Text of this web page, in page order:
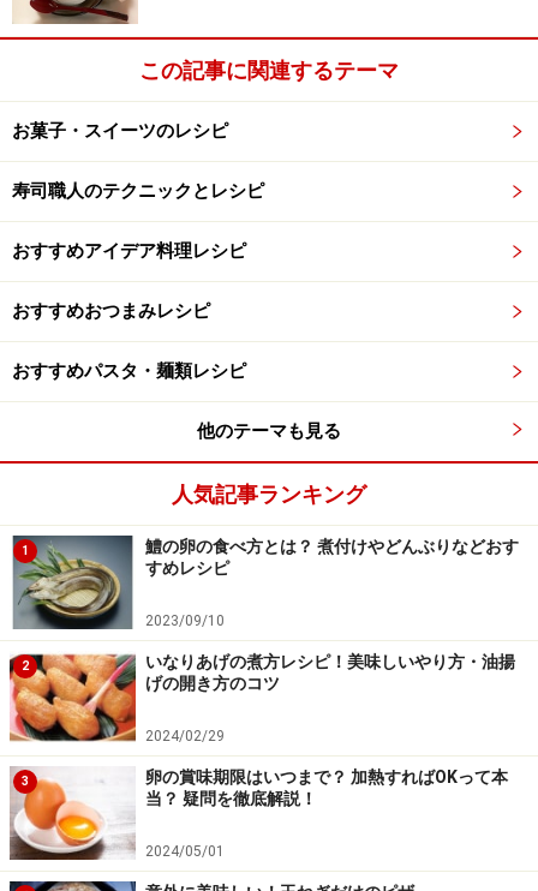
この記事に関連するテーマ
お菓子・スイーツのレシピ
寿司職人のテクニックとレシピ
おすすめアイデア料理レシピ
おすすめおつまみレシピ
おすすめパスタ・麺類レシピ
他のテーマも見る
人気記事ランキング
1
鱧の卵の食べ方とは？ 煮付けやどんぶりなどおす
すめレシピ
2023/09/10
2
いなりあげの煮方レシピ！美味しいやり方・油揚
げの開き方のコツ
2024/02/29
3
卵の賞味期限はいつまで？ 加熱すればOKって本
当？ 疑問を徹底解説！
2024/05/01